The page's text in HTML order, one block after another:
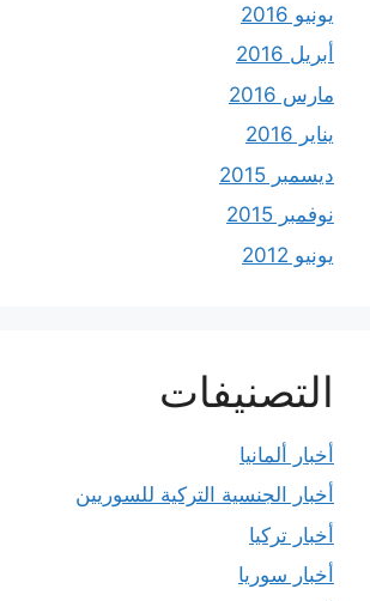
يونيو 2016
أبريل 2016
مارس 2016
يناير 2016
ديسمبر 2015
نوفمبر 2015
يونيو 2012
التصنيفات
أخبار ألمانيا
أخبار الجنسية التركية للسوريين
أخبار تركيا
أخبار سوريا